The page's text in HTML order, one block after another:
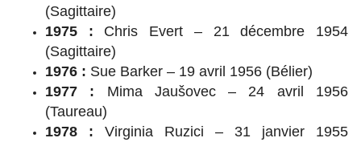
(Sagittaire)
1975 : Chris Evert – 21 décembre 1954
(Sagittaire)
1976 : Sue Barker – 19 avril 1956 (Bélier)
1977 : Mima Jaušovec – 24 avril 1956
(Taureau)
1978 : Virginia Ruzici – 31 janvier 1955